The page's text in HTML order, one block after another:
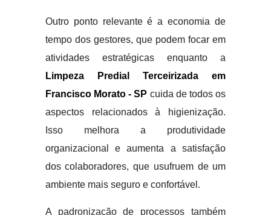
Outro ponto relevante é a economia de
tempo dos gestores, que podem focar em
atividades estratégicas enquanto a
Limpeza Predial Terceirizada em
Francisco Morato - SP cuida de todos os
aspectos relacionados à higienização.
Isso melhora a produtividade
organizacional e aumenta a satisfação
dos colaboradores, que usufruem de um
ambiente mais seguro e confortável.
A padronização de processos também